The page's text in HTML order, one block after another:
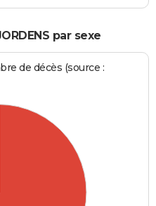
par sexe
de décès (source :